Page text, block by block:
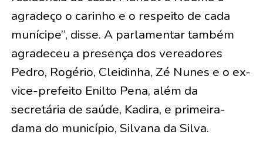
agradeço o carinho e o respeito de cada
munícipe”, disse. A parlamentar também
agradeceu a presença dos vereadores
Pedro, Rogério, Cleidinha, Zé Nunes e o ex-
vice-prefeito Enilto Pena, além da
secretária de saúde, Kadira, e primeira-
dama do município, Silvana da Silva.